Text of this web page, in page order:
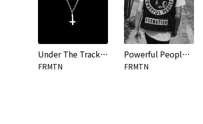
Under The Tracks Remix EP
FRMTN
Powerful People (Remixes)
FRMTN